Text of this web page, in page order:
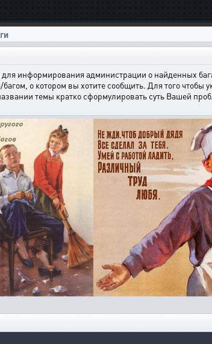
информирования администрации о найденных
о котором вы хотите сообщить. Для того
темы кратко сформулировать суть Вашей